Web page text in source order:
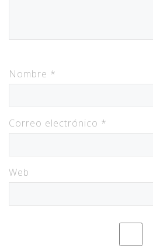
Nombre *
Correo electrónico *
Web